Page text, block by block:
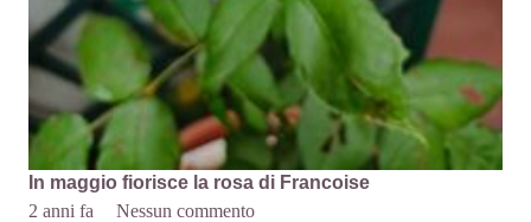
In maggio fiorisce la rosa di Francoise
2 anni fa
Nessun commento